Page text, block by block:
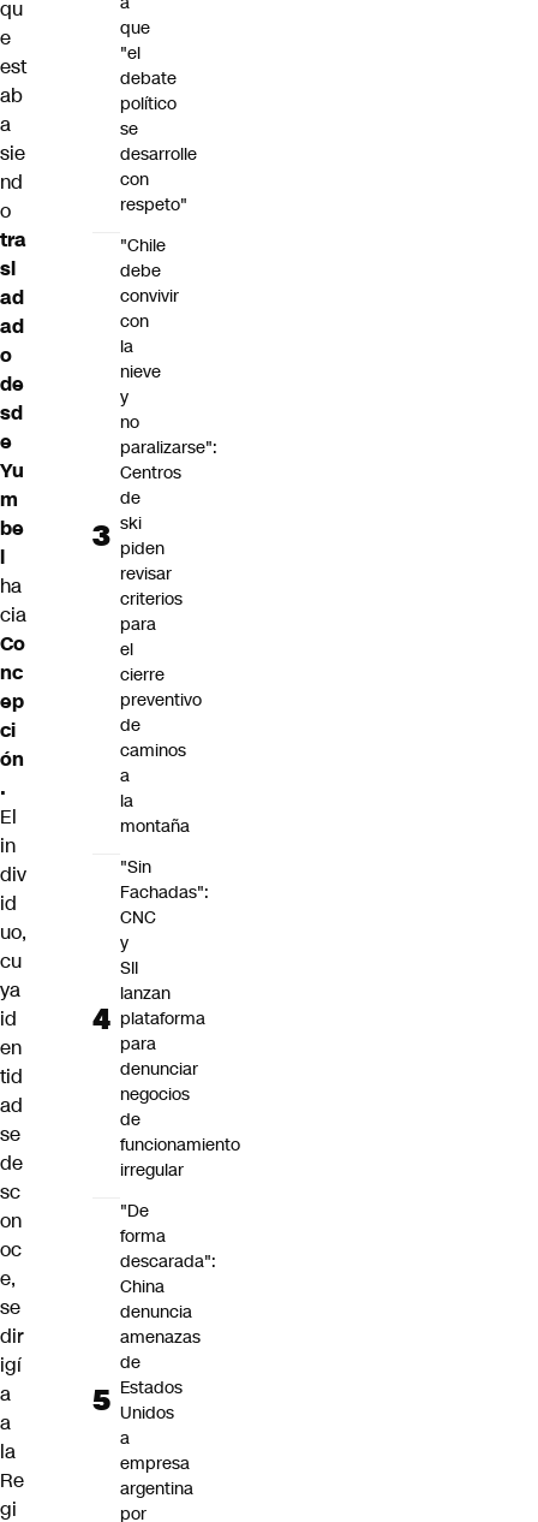
qu
e
est
ab
a
sie
nd
o
tra
sl
ad
ad
o
de
sd
e
Yu
m
be
l
ha
cia
Co
nc
ep
ci
ón
.
El
in
div
id
uo,
cu
ya
id
en
tid
ad
se
de
sc
on
oc
e,
se
dir
igí
a
a
la
Re
gi
que
"el
debate
político
se
desarrolle
con
respeto"
"Chile
debe
convivir
con
la
nieve
y
no
paralizarse":
Centros
de
ski
piden
revisar
criterios
para
el
cierre
preventivo
de
caminos
a
la
montaña
"Sin
Fachadas":
CNC
y
SII
lanzan
plataforma
para
denunciar
negocios
de
funcionamiento
irregular
"De
forma
descarada":
China
denuncia
amenazas
de
Estados
Unidos
a
empresa
argentina
por